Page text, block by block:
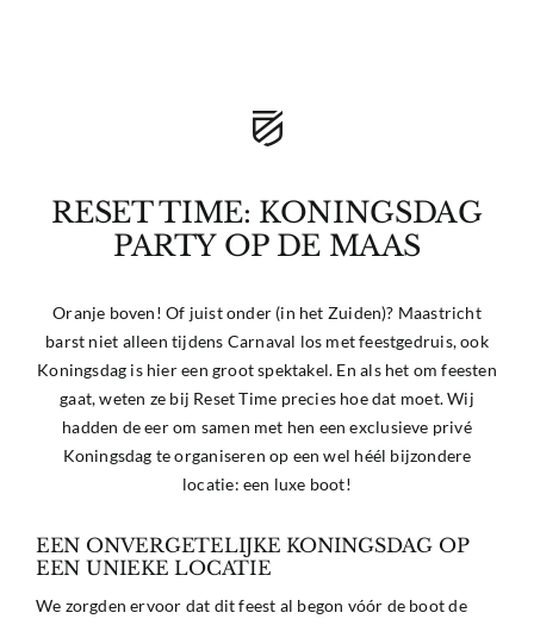
RESET TIME: KONINGSDAG
PARTY OP DE MAAS
Oranje boven! Of juist onder (in het Zuiden)? Maastricht
barst niet alleen tijdens Carnaval los met feestgedruis, ook
Koningsdag is hier een groot spektakel. En als het om feesten
gaat, weten ze bij Reset Time precies hoe dat moet. Wij
hadden de eer om samen met hen een exclusieve privé
Koningsdag te organiseren op een wel héél bijzondere
locatie: een luxe boot!
EEN ONVERGETELIJKE KONINGSDAG OP
EEN UNIEKE LOCATIE
We zorgden ervoor dat dit feest al begon vóór de boot de